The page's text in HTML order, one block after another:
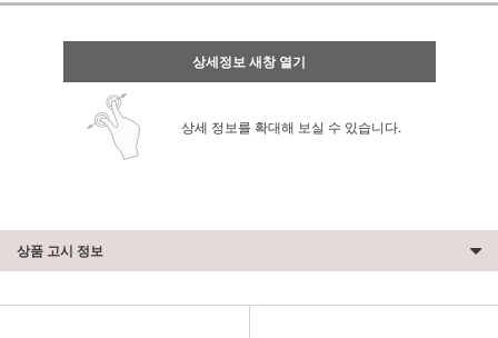
상세정보 새창 열기
상세 정보를 확대해 보실 수 있습니다.
상품 고시 정보